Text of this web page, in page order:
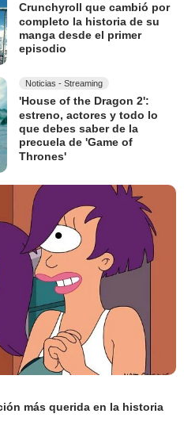
Crunchyroll que cambió por
completo la historia de su
manga desde el primer
episodio
Noticias - Streaming
'House of the Dragon 2':
estreno, actores y todo lo
que debes saber de la
precuela de 'Game of
Thrones'
más querida en la historia